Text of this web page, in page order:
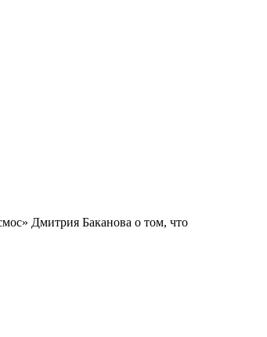
Дмитрия Баканова о том, что